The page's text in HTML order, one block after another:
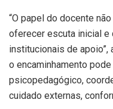
“O papel do docente
oferecer escuta inicial e
institucionais de
o encaminhamento
psicopedagógico,
cuidado externas,